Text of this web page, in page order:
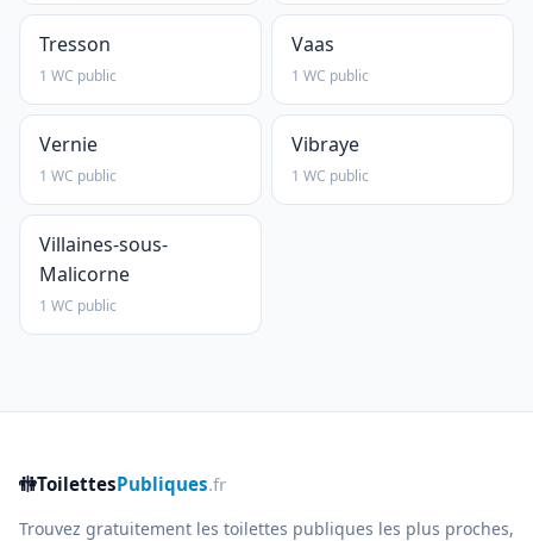
Tresson
1 WC public
Vaas
1 WC public
Vernie
1 WC public
Vibraye
1 WC public
Villaines-sous-
Malicorne
1 WC public
🚻ToilettesPubliques.fr
Trouvez gratuitement les toilettes publiques les plus proches,